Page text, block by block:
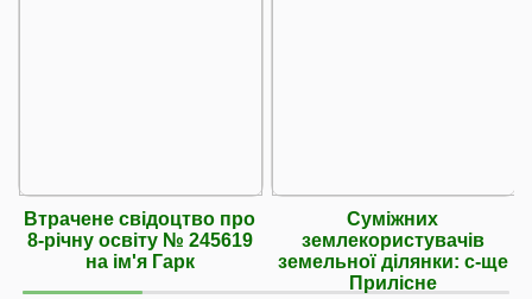
Втрачене свідоцтво про
8-річну освіту № 245619
на ім'я Гарк
Суміжних
землекористувачів
земельної ділянки: с-ще
Прилісне